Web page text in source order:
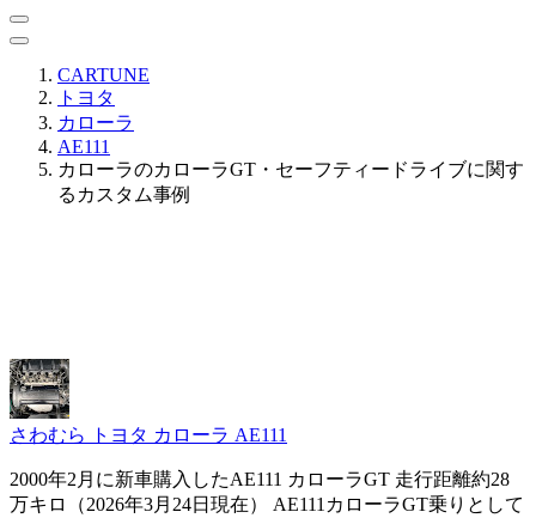
CARTUNE
トヨタ
カローラ
AE111
カローラのカローラGT・セーフティードライブに関す
るカスタム事例
さわむら トヨタ カローラ AE111
2000年2月に新車購入したAE111 カローラGT 走行距離約28
万キロ（2026年3月24日現在） AE111カローラGT乗りとして